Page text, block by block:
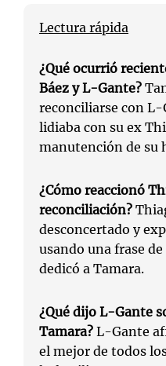
Lectura rápida
¿Qué ocurrió
Báez y L-Gante?
reconciliarse con
lidiaba con su ex
manutención de su
¿Cómo reaccionó
reconciliación?
desconcertado y
usando una frase
dedicó a Tamara.
¿Qué dijo L-Gante
Tamara? L-Gante
el mejor de todos